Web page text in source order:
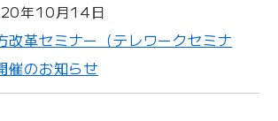
年10月14日
改革セミナー（テレワークセミナ
催のお知らせ